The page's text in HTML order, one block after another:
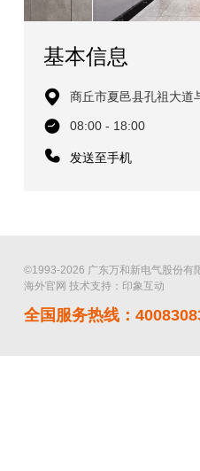
基本信息
商丘市夏邑县孔祖大道
08:00 - 18:00
发送至手机
©1993-2026 广东万和新电气股份有
海外官网 技术支持：印象互动
全国服务热线：